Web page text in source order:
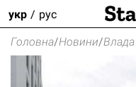
укр рус
Головна/Новини/Влада